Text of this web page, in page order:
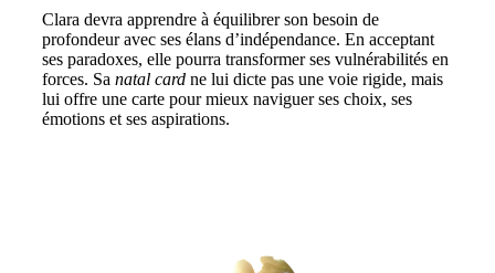
Clara devra apprendre à équilibrer son besoin de
profondeur avec ses élans d’indépendance. En acceptant
ses paradoxes, elle pourra transformer ses vulnérabilités en
forces. Sa natal card ne lui dicte pas une voie rigide, mais
lui offre une carte pour mieux naviguer ses choix, ses
émotions et ses aspirations.